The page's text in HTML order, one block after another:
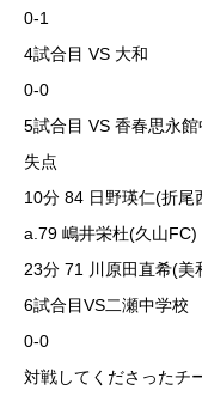
0-1
4試合目 VS 大和
0-0
5試合目 VS 香春思永館
失点
10分 84 日野瑛仁(折尾
a.79 嶋井栄杜(久山FC)
23分 71 川原田直希(美
6試合目VS二瀬中学校
0-0
対戦してくださったチ